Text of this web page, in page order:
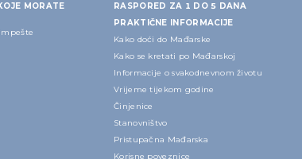
MORATE
RASPORED ZA 1 DO 5 DANA
PRAKTIČNE INFORMACIJE
Kako doći do Mađarske
Kako se kretati po Mađarskoj
Informacije o svakodnevnom životu
Vrijeme tijekom godine
Činjenice
Stanovništvo
Pristupačna Mađarska
Korisne poveznice